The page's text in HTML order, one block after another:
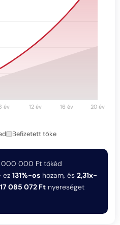
Befizetett tőke
000 000 Ft tőkéd
ez 131%-os hozam, és 2,31x-
17 085 072 Ft nyereséget